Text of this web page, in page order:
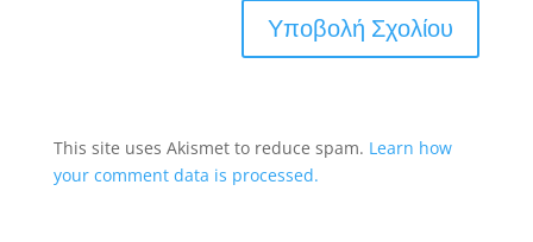
This site uses Akismet to reduce spam. Learn how
your comment data is processed.